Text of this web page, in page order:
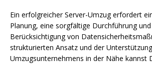
Ein erfolgreicher Server-Umzug erfordert
Planung, eine sorgfältige Durchführung
Berücksichtigung von
strukturierten Ansatz und der
Umzugsunternehmens in der Nähe kannst